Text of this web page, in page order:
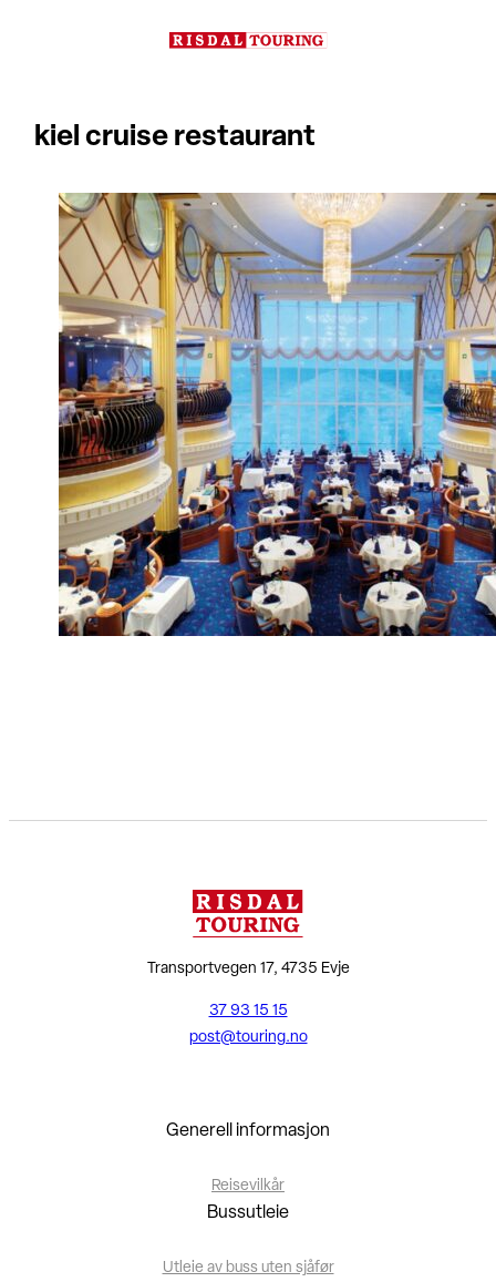
kiel cruise restaurant
Transportvegen 17, 4735 Evje
37 93 15 15
post@touring.no
Generell informasjon
Reisevilkår
Bussutleie
Utleie av buss uten sjåfør